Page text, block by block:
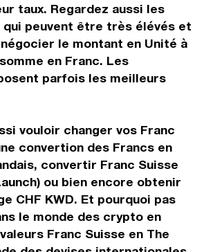
taux. Regardez aussi les
qui peuvent être très élévés et
le montant en Unité à
en Franc. Les
parfois les meilleurs
vouloir changer vos Franc
convertion des Francs en
convertir Franc Suisse
ou bien encore obtenir
CHF KWD. Et pourquoi pas
le monde des crypto en
Franc Suisse en The